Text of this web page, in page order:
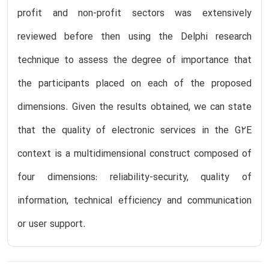
profit and non-profit sectors was extensively
reviewed before then using the Delphi research
technique to assess the degree of importance that
the participants placed on each of the proposed
dimensions. Given the results obtained, we can state
that the quality of electronic services in the G2E
context is a multidimensional construct composed of
four dimensions: reliability-security, quality of
information, technical efficiency and communication
or user support.